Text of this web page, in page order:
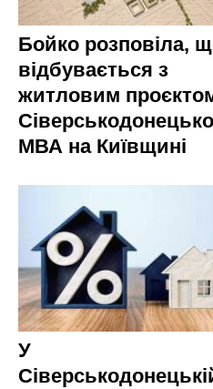
Бойко розповіла,
відбувається з
житловим
МВА на Київщині
У